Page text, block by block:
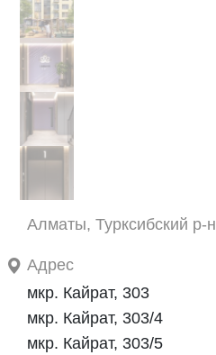
Алматы, Турксибский р-н
Адрес
мкр. Кайрат, 303
мкр. Кайрат, 303/4
мкр. Кайрат, 303/5